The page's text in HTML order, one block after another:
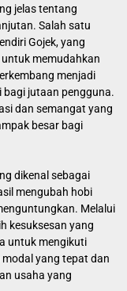
jelas tentang
Salah satu
Gojek, yang
memudahkan
menjadi
bagi jutaan pengguna.
dan semangat yang
besar bagi
dikenal sebagai
mengubah hobi
Melalui
kesuksesan yang
untuk mengikuti
yang tepat dan
usaha yang